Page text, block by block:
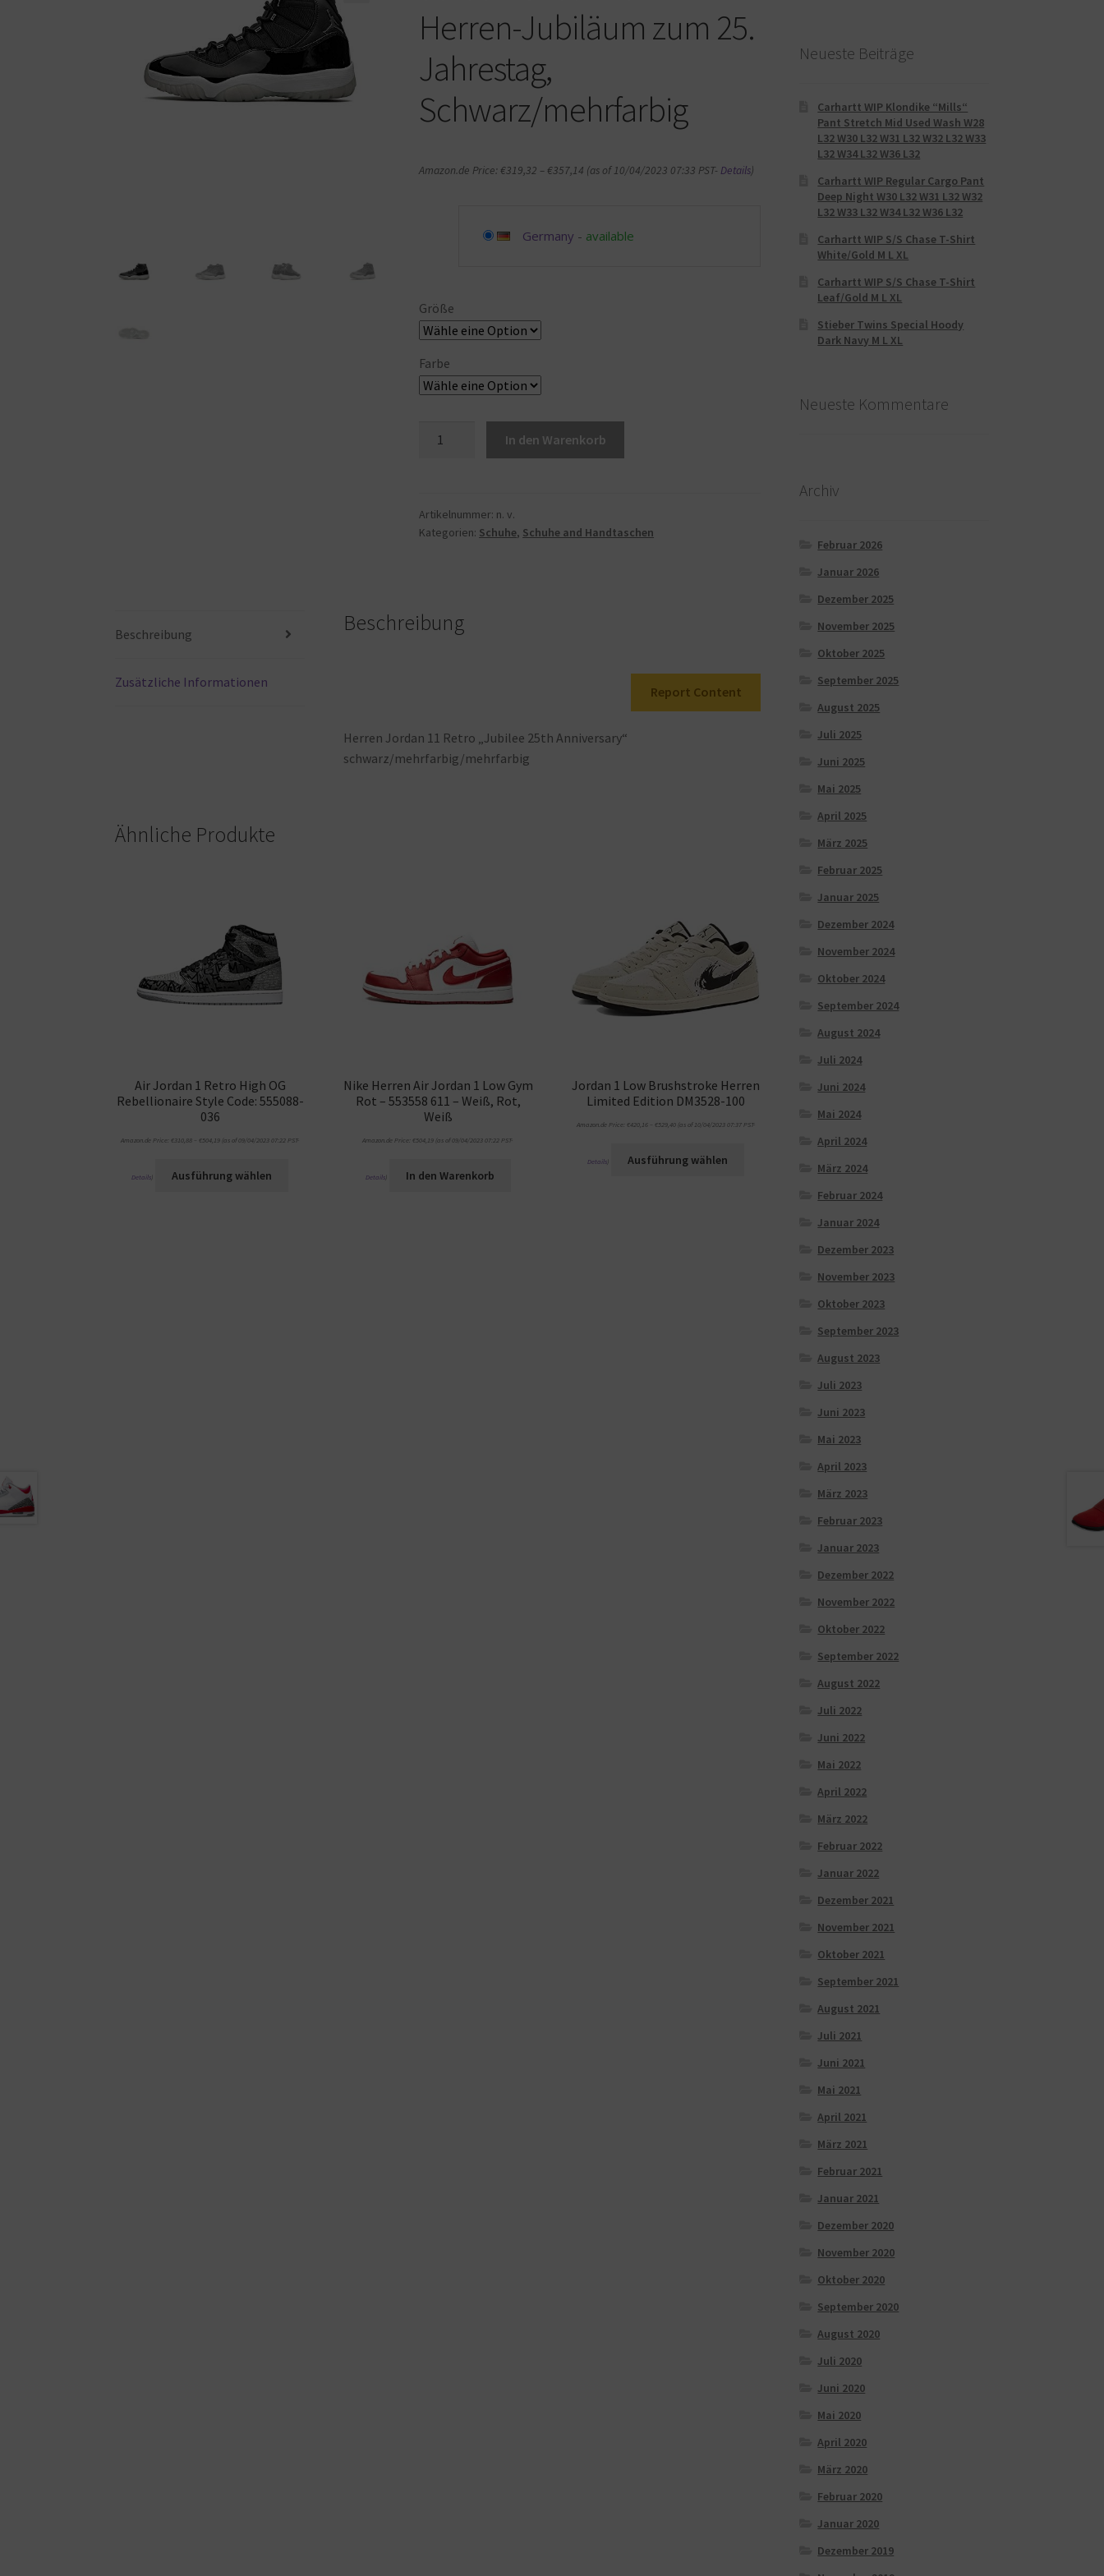
Herren-Jubiläum zum 25.
Jahrestag,
Schwarz/mehrfarbig
Amazon.de Price: €319,32 – €357,14 (as of 10/04/2023 07:33 PST- Details)
Germany - available
Größe
Farbe
Jubiläum
zum
Menge
In den Warenkorb
Artikelnummer: n. v.
Kategorien: Schuhe, Schuhe and Handtaschen
Beschreibung
Zusätzliche Informationen
Beschreibung
Report Content
Herren Jordan 11 Retro „Jubilee 25th Anniversary“
schwarz/mehrfarbig/mehrfarbig
Ähnliche Produkte
Air Jordan 1 Retro High OG
Rebellionaire Style Code: 555088-
036
Amazon.de Price: €310,88– €504,19(as of 09/04/2023 07:22 PST-
Details Ausführung wählen
Nike Herren Air Jordan 1 Low Gym
Rot – 553558 611 – Weiß, Rot,
Weiß
Amazon.de Price: €504,19 (as of 09/04/2023 07:22 PST-
Details) In den Warenkorb
Jordan 1 Low Brushstroke Herren
Limited Edition DM3528-100
Amazon.de Price: €420,16– €529,40(as of 10/04/2023 07:37 PST-
Details Ausführung wählen
Neueste Beiträge
Carhartt WIP Klondike “Mills“
Pant Stretch Mid Used Wash W28
L32 W30 L32 W31 L32 W32 L32 W33
L32 W34 L32 W36 L32
Carhartt WIP Regular Cargo Pant
Deep Night W30 L32 W31 L32 W32
L32 W33 L32 W34 L32 W36 L32
Carhartt WIP S/S Chase T-Shirt
White/Gold M L XL
Carhartt WIP S/S Chase T-Shirt
Leaf/Gold M L XL
Stieber Twins Special Hoody
Dark Navy M L XL
Neueste Kommentare
Archiv
Februar 2026
Januar 2026
Dezember 2025
November 2025
Oktober 2025
September 2025
August 2025
Juli 2025
Juni 2025
Mai 2025
April 2025
März 2025
Februar 2025
Januar 2025
Dezember 2024
November 2024
Oktober 2024
September 2024
August 2024
Juli 2024
Juni 2024
Mai 2024
April 2024
März 2024
Februar 2024
Januar 2024
Dezember 2023
November 2023
Oktober 2023
September 2023
August 2023
Juli 2023
Juni 2023
Mai 2023
April 2023
März 2023
Februar 2023
Januar 2023
Dezember 2022
November 2022
Oktober 2022
September 2022
August 2022
Juli 2022
Juni 2022
Mai 2022
April 2022
März 2022
Februar 2022
Januar 2022
Dezember 2021
November 2021
Oktober 2021
September 2021
August 2021
Juli 2021
Juni 2021
Mai 2021
April 2021
März 2021
Februar 2021
Januar 2021
Dezember 2020
November 2020
Oktober 2020
September 2020
August 2020
Juli 2020
Juni 2020
Mai 2020
April 2020
März 2020
Februar 2020
Januar 2020
Dezember 2019